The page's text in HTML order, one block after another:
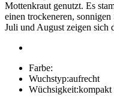
Mottenkraut genutzt. Es
einen trockeneren,
Juli und August zeigen sich
Farbe:
Wuchstyp:aufrecht
Wüchsigkeit:kompakt